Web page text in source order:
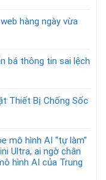
hàng ngày vừa
bá thông tin sai lệch
Thiết Bị Chống Sốc
mô hình AI “tự làm”
Ultra, ai ngờ chân
hình AI của Trung